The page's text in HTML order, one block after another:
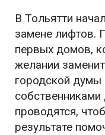
В Тольятти
замене лифтов.
первых домов,
желании
городской
проводятся,
результате